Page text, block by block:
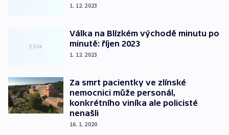
1. 12. 2023
Válka na Blízkém východě minutu po
minutě: říjen 2023
1. 12. 2023
Za smrt pacientky ve zlínské
nemocnici může personál,
konkrétního viníka ale policisté
nenašli
16. 1. 2020